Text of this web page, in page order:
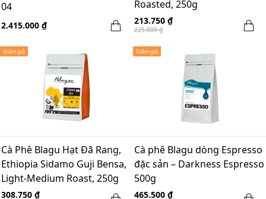
04
2.415.000 ₫
Roasted, 250g
213.750 ₫
225.000 ₫
Giảm giá
Cà Phê Blagu Hạt Đã Rang,
Ethiopia Sidamo Guji Bensa,
Light-Medium Roast, 250g
308.750 ₫
Giảm giá
Cà phê Blagu dòng Espresso
đặc sản – Darkness Espresso
500g
465.500 ₫